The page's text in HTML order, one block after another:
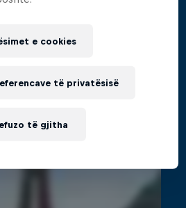
· 21 episodet
e cookies
të gjitha
të privatësisë